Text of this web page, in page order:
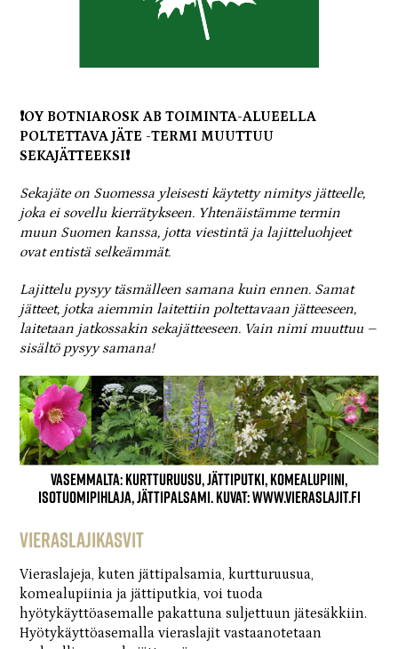
❗OY BOTNIAROSK AB TOIMINTA-ALUEELLA
POLTETTAVA JÄTE -TERMI MUUTTUU
SEKAJÄTTEEKSI❗
Sekajäte on Suomessa yleisesti käytetty nimitys jätteelle,
joka ei sovellu kierrätykseen. Yhtenäistämme termin
muun Suomen kanssa, jotta viestintä ja lajitteluohjeet
ovat entistä selkeämmät.
Lajittelu pysyy täsmälleen samana kuin ennen. Samat
jätteet, jotka aiemmin laitettiin poltettavaan jätteeseen,
laitetaan jatkossakin sekajätteeseen. Vain nimi muuttuu –
sisältö pysyy samana!
Vasemmalta: Kurtturuusu, Jättiputki, Komealupiini,
Isotuomipihlaja, Jättipalsami. Kuvat: www.vieraslajit.fi
Vieraslajikasvit
Vieraslajeja, kuten jättipalsamia, kurtturuusua,
komealupiinia ja jättiputkia, voi tuoda
hyötykäyttöasemalle pakattuna suljettuun jätesäkkiin.
Hyötykäyttöasemalla vieraslajit vastaanotetaan